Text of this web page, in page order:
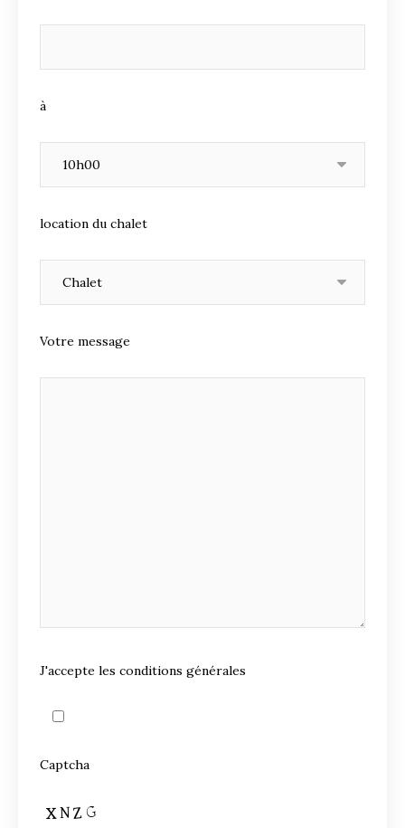
à
location du chalet
Votre message
J'accepte les conditions générales
Captcha